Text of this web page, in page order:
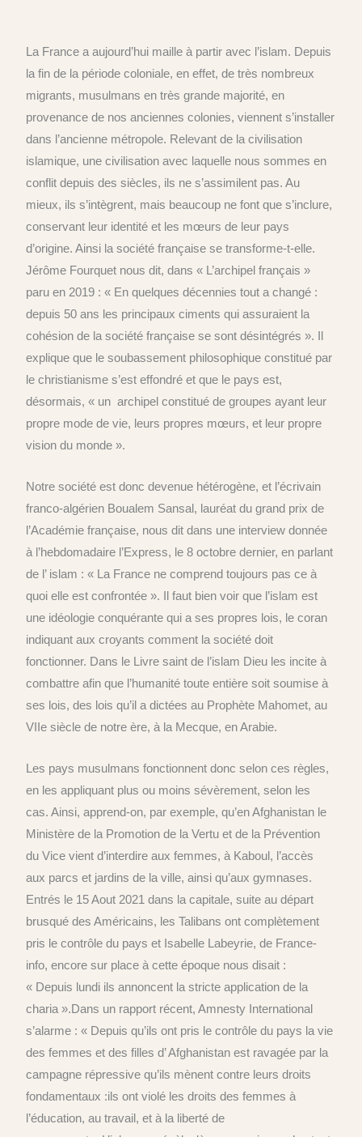
La France a aujourd’hui maille à partir avec l’islam. Depuis
la fin de la période coloniale, en effet, de très nombreux
migrants, musulmans en très grande majorité, en
provenance de nos anciennes colonies, viennent s’installer
dans l’ancienne métropole. Relevant de la civilisation
islamique, une civilisation avec laquelle nous sommes en
conflit depuis des siècles, ils ne s’assimilent pas. Au
mieux, ils s’intègrent, mais beaucoup ne font que s’inclure,
conservant leur identité et les mœurs de leur pays
d’origine. Ainsi la société française se transforme-t-elle.
Jérôme Fourquet nous dit, dans « L’archipel français »
paru en 2019 : « En quelques décennies tout a changé :
depuis 50 ans les principaux ciments qui assuraient la
cohésion de la société française se sont désintégrés ». Il
explique que le soubassement philosophique constitué par
le christianisme s’est effondré et que le pays est,
désormais, « un archipel constitué de groupes ayant leur
propre mode de vie, leurs propres mœurs, et leur propre
vision du monde ».
Notre société est donc devenue hétérogène, et l’écrivain
franco-algérien Boualem Sansal, lauréat du grand prix de
l’Académie française, nous dit dans une interview donnée
à l’hebdomadaire l’Express, le 8 octobre dernier, en parlant
de l’ islam : « La France ne comprend toujours pas ce à
quoi elle est confrontée ». Il faut bien voir que l’islam est
une idéologie conquérante qui a ses propres lois, le coran
indiquant aux croyants comment la société doit
fonctionner. Dans le Livre saint de l’islam Dieu les incite à
combattre afin que l’humanité toute entière soit soumise à
ses lois, des lois qu’il a dictées au Prophète Mahomet, au
VIIe siècle de notre ère, à la Mecque, en Arabie.
Les pays musulmans fonctionnent donc selon ces règles,
en les appliquant plus ou moins sévèrement, selon les
cas. Ainsi, apprend-on, par exemple, qu’en Afghanistan le
Ministère de la Promotion de la Vertu et de la Prévention
du Vice vient d’interdire aux femmes, à Kaboul, l’accès
aux parcs et jardins de la ville, ainsi qu’aux gymnases.
Entrés le 15 Aout 2021 dans la capitale, suite au départ
brusqué des Américains, les Talibans ont complètement
pris le contrôle du pays et Isabelle Labeyrie, de France-
info, encore sur place à cette époque nous disait :
« Depuis lundi ils annoncent la stricte application de la
charia ».Dans un rapport récent, Amnesty International
s’alarme : « Depuis qu’ils ont pris le contrôle du pays la vie
des femmes et des filles d’ Afghanistan est ravagée par la
campagne répressive qu’ils mènent contre leurs droits
fondamentaux :ils ont violé les droits des femmes à
l’éducation, au travail, et à la liberté de